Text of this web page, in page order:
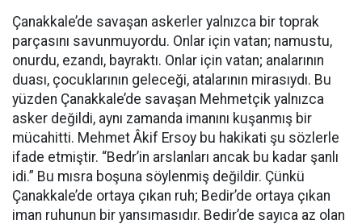
Çanakkale’de savaşan askerler yalnızca bir toprak
parçasını savunmuyordu. Onlar için vatan; namustu,
onurdu, ezandı, bayraktı. Onlar için vatan; analarının
duası, çocuklarının geleceği, atalarının mirasıydı. Bu
yüzden Çanakkale’de savaşan Mehmetçik yalnızca
asker değildi, aynı zamanda imanını kuşanmış bir
mücahitti. Mehmet Âkif Ersoy bu hakikati şu sözlerle
ifade etmiştir. “Bedr’in arslanları ancak bu kadar şanlı
idi.” Bu mısra boşuna söylenmiş değildir. Çünkü
Çanakkale’de ortaya çıkan ruh; Bedir’de ortaya çıkan
iman ruhunun bir yansımasıdır. Bedir’de sayıca az olan